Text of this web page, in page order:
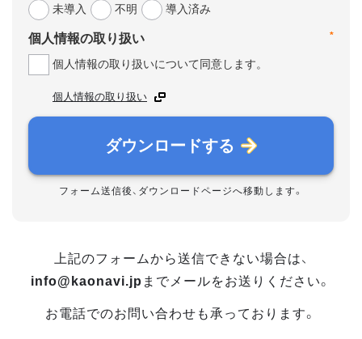
未導入
不明 導入済み
*
個人情報の取り扱い
個人情報の取り扱いについて同意します。
個人情報の取り扱い
ダウンロードする
フォーム送信後、ダウンロードページへ移動します。
上記のフォームから送信できない場合は、
info@kaonavi.jp までメールをお送りください。
お電話でのお問い合わせも承っております。